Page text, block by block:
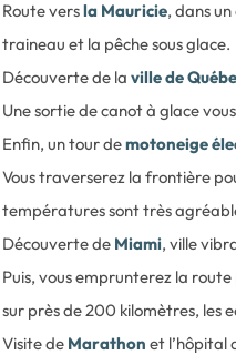
Route versla Mauricie, dans
traineau et la pêche sous glace.
Découverte de laville de
Une sortie de canot à glace
Enfin, un tour demotoneige
Vous traverserez la frontière
températures sont très
Découverte de Miami, ville
Puis, vous emprunterez la
sur près de 200 kilomètres, les
Visite de Marathon et l’hôpital